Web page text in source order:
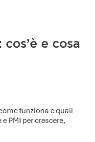
e cosa
funziona e quali
PMI per crescere,